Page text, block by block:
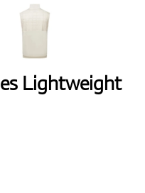
Lightweight